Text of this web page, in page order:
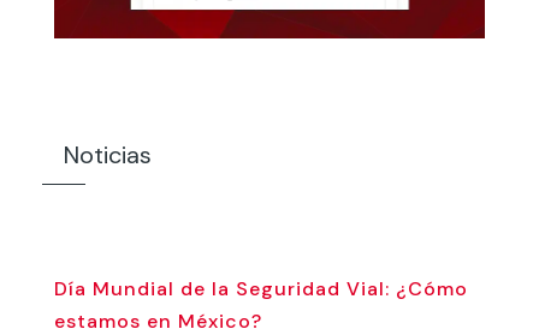
Noticias
Día Mundial de la Seguridad Vial: ¿Cómo
estamos en México?